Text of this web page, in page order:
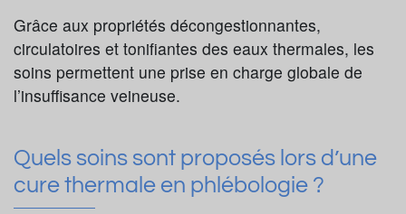
Grâce aux propriétés décongestionnantes,
circulatoires et tonifiantes des eaux thermales, les
soins permettent une prise en charge globale de
l’insuffisance veineuse.
Quels soins sont proposés lors d’une
cure thermale en phlébologie ?